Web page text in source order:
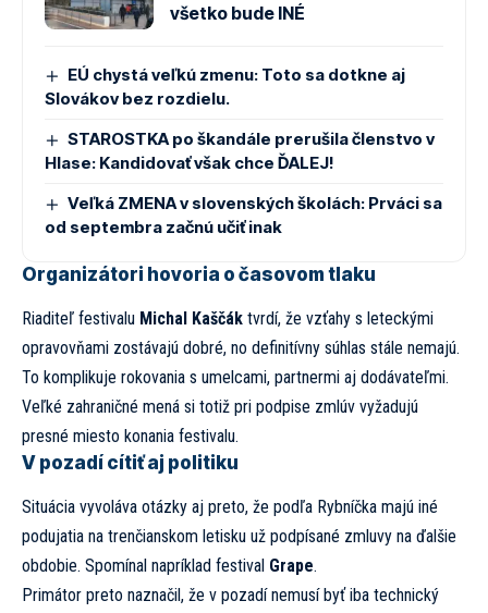
všetko bude INÉ
EÚ chystá veľkú zmenu: Toto sa dotkne aj
Slovákov bez rozdielu.
STAROSTKA po škandále prerušila členstvo v
Hlase: Kandidovať však chce ĎALEJ!
Veľká ZMENA v slovenských školách: Prváci sa
od septembra začnú učiť inak
Organizátori hovoria o časovom tlaku
Riaditeľ festivalu Michal Kaščák tvrdí, že vzťahy s leteckými
opravovňami zostávajú dobré, no definitívny súhlas stále nemajú.
To komplikuje rokovania s umelcami, partnermi aj dodávateľmi.
Veľké zahraničné mená si totiž pri podpise zmlúv vyžadujú
presné miesto konania festivalu.
V pozadí cítiť aj politiku
Situácia vyvoláva otázky aj preto, že podľa Rybníčka majú iné
podujatia na trenčianskom letisku už podpísané zmluvy na ďalšie
obdobie. Spomínal napríklad festival Grape.
Primátor preto naznačil, že v pozadí nemusí byť iba technický